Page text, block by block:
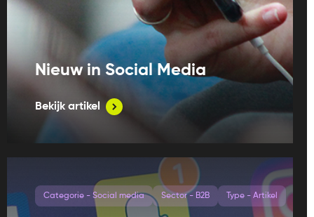
Nieuw in Social Media
Bekijk artikel
Categorie - Social media Sector - B2B Type - Artikel